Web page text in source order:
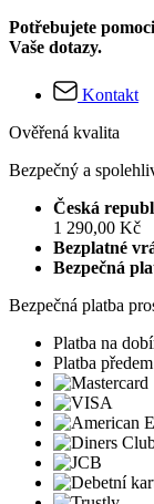
Potřebujete
Vaše dotazy.
Kontakt
Ověřená kvalita
Bezpečný a
Česká
1 290,00 Kč
Bezplatné
Bezpečná
Bezpečná platba
Platba na
Platba předem